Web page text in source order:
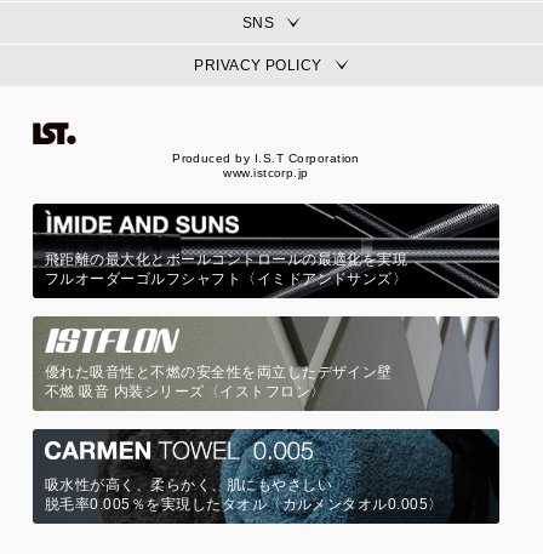
SNS
PRIVACY POLICY
Produced by I.S.T Corporation
www.istcorp.jp
飛距離の最大化とボールコントロールの最適化を実現
フルオーダーゴルフシャフト〈イミドアンドサンズ〉
優れた吸音性と不燃の安全性を両立したデザイン壁
不燃 吸音 内装シリーズ〈イストフロン〉
吸水性が高く、柔らかく、肌にもやさしい
脱毛率0.005％を実現したタオル〈カルメンタオル0.005〉